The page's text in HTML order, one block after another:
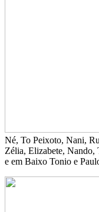
Né, To Peixoto, Nani,
Zélia, Elizabete, Nando,
e em Baixo Tonio e